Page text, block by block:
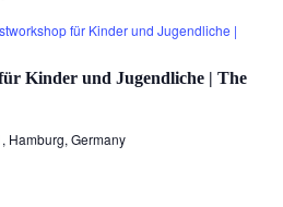
Kinder und Jugendliche | The
für Kinder und Jugendliche |
Hamburg, Germany